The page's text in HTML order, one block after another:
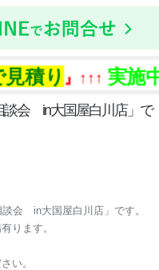
積り』↑↑↑ 実施
談会 in大国屋白川店」で
談会 in大国屋白川店」です。
ります。
い。